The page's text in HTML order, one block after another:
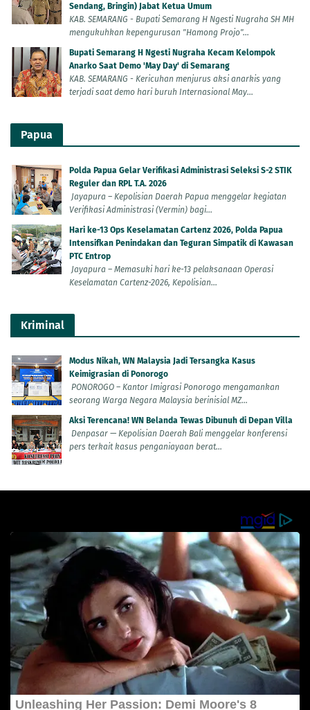
Sendang, Bringin) Jabat Ketua Umum
KAB. SEMARANG - Bupati Semarang H Ngesti Nugraha SH MH
mengukuhkan kepengurusan "Hamong Projo"...
Bupati Semarang H Ngesti Nugraha Kecam Kelompok
Anarko Saat Demo 'May Day' di Semarang
KAB. SEMARANG - Kericuhan menjurus aksi anarkis yang
terjadi saat demo hari buruh Internasional May...
Papua
Polda Papua Gelar Verifikasi Administrasi Seleksi S-2 STIK
Reguler dan RPL T.A. 2026
Jayapura – Kepolisian Daerah Papua menggelar kegiatan
Verifikasi Administrasi (Vermin) bagi...
Hari ke-13 Ops Keselamatan Cartenz 2026, Polda Papua
Intensifkan Penindakan dan Teguran Simpatik di Kawasan
PTC Entrop
Jayapura – Memasuki hari ke-13 pelaksanaan Operasi
Keselamatan Cartenz-2026, Kepolisian...
Kriminal
Modus Nikah, WN Malaysia Jadi Tersangka Kasus
Keimigrasian di Ponorogo
PONOROGO – Kantor Imigrasi Ponorogo mengamankan
seorang Warga Negara Malaysia berinisial MZ...
Aksi Terencana! WN Belanda Tewas Dibunuh di Depan Villa
Denpasar — Kepolisian Daerah Bali menggelar konferensi
pers terkait kasus penganiayaan berat...